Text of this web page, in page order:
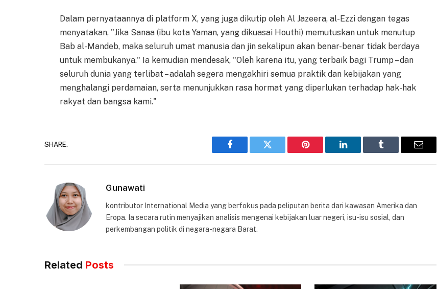
Dalam pernyataannya di platform X, yang juga dikutip oleh Al Jazeera, al-Ezzi dengan tegas
menyatakan, "Jika Sanaa (ibu kota Yaman, yang dikuasai Houthi) memutuskan untuk menutup
Bab al-Mandeb, maka seluruh umat manusia dan jin sekalipun akan benar-benar tidak berdaya
untuk membukanya." Ia kemudian mendesak, "Oleh karena itu, yang terbaik bagi Trump – dan
seluruh dunia yang terlibat – adalah segera mengakhiri semua praktik dan kebijakan yang
menghalangi perdamaian, serta menunjukkan rasa hormat yang diperlukan terhadap hak-hak
rakyat dan bangsa kami."
SHARE.
Facebook Twitter Pinterest LinkedIn Tumblr Email
Gunawati
kontributor International Media yang berfokus pada peliputan berita dari kawasan Amerika dan
Eropa. Ia secara rutin menyajikan analisis mengenai kebijakan luar negeri, isu-isu sosial, dan
perkembangan politik di negara-negara Barat.
Related Posts